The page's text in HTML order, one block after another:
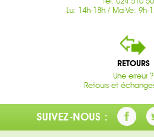
Lu: 14h-18h / Ma-Ve: 9h-
RETOURS
Une erreur ?
Retours et
SUIVEZ-NOUS :